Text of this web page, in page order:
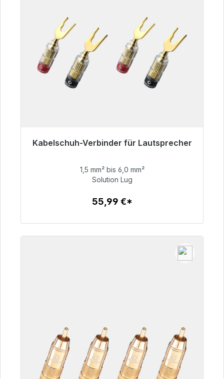
Kabelschuh-Verbinder für Lautsprecher
55,99 €
1,5 mm² bis 6,0 mm²
Solution Lug
55,99 €*